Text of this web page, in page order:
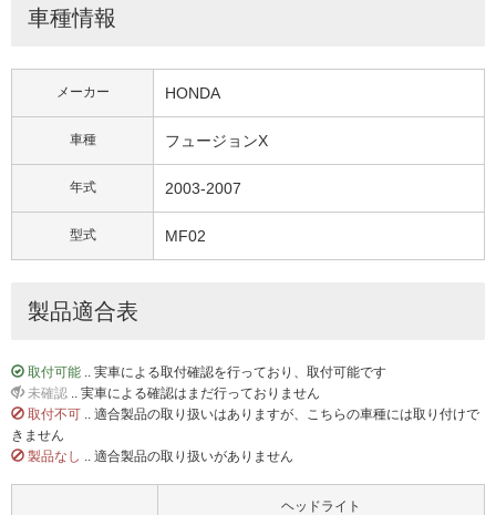
車種情報
メーカー HONDA
車種 フュージョンX
年式 2003-2007
型式 MF02
製品適合表
取付可能 .. 実車による取付確認を行っており、取付可能です
未確認 .. 実車による確認はまだ行っておりません
取付不可 .. 適合製品の取り扱いはありますが、こちらの車種には取り付けで
きません
製品なし .. 適合製品の取り扱いがありません
ヘッドライト